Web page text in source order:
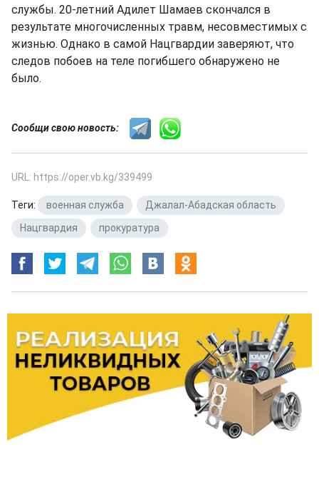
службы. 20-летний Адилет Шамаев скончался в
результате многочисленных травм, несовместимых с
жизнью. Однако в самой Нацгвардии заверяют, что
следов побоев на теле погибшего обнаружено не
было.
Сообщи свою новость:
URL: https://oper.vb.kg/339499
Теги: военная служба Джалал-Абадская область
Нацгвардия
прокуратура